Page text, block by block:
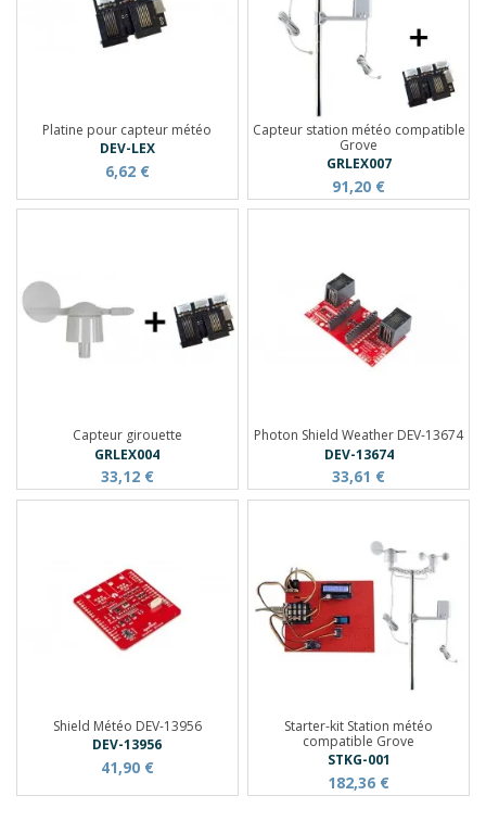
Platine pour capteur météo
DEV-LEX
6,62 €
Capteur station météo compatible
Grove
GRLEX007
91,20 €
Capteur girouette
GRLEX004
33,12 €
Photon Shield Weather DEV-13674
DEV-13674
33,61 €
Shield Météo DEV-13956
DEV-13956
41,90 €
Starter-kit Station météo
compatible Grove
STKG-001
182,36 €